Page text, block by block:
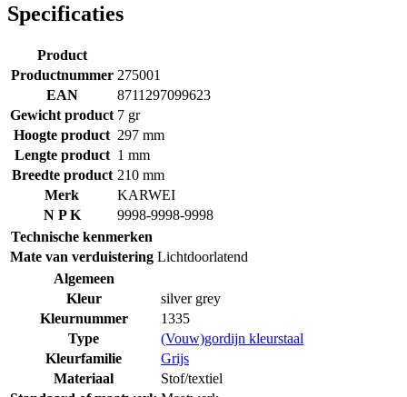
Specificaties
Product
Productnummer 275001
EAN
8711297099623
Gewicht product 7 gr
Hoogte product 297 mm
Lengte product 1 mm
Breedte product 210 mm
Merk
KARWEI
N P K
9998-9998-9998
Technische kenmerken
Mate van verduistering Lichtdoorlatend
Algemeen
Kleur
silver grey
Kleurnummer
1335
Type
(Vouw)gordijn kleurstaal
Kleurfamilie
Grijs
Materiaal
Stof/textiel